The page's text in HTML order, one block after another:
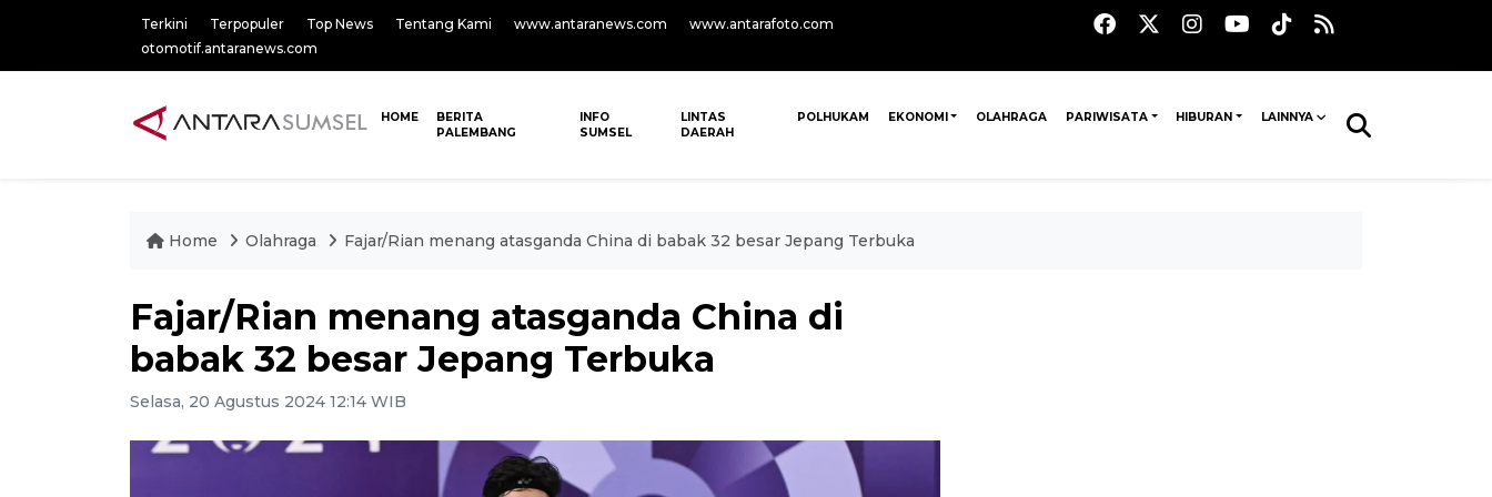
Terkini Terpopuler Top News Tentang Kami www.antaranews.com
www.antarafoto.com
otomotif.antaranews.com
HOME
BERITA
PALEMBANG
INFO
SUMSEL
LINTAS
DAERAH
POLHUKAM EKONOMI OLAHRAGA PARIWISATA HIBURAN LAINNYA
Home Olahraga Fajar/Rian menang atasganda China di babak 32 besar Jepang Terbuka
Fajar/Rian menang atasganda China di
babak 32 besar Jepang Terbuka
Selasa, 20 Agustus 2024 12:14 WIB